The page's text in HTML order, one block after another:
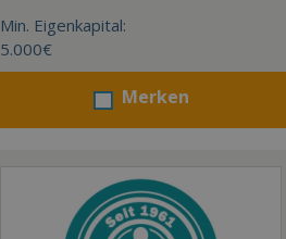
Min. Eigenkapital:
5.000€
Merken